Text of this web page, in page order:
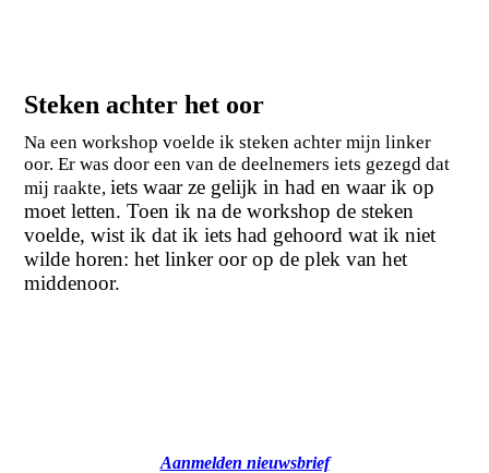
Steken achter het oor
Na een workshop voelde ik steken achter mijn linker
oor. Er was door een van de deelnemers iets gezegd dat
mij raakte,iets waar ze gelijk in had en waar ik op
moet letten. Toen ik na de workshop de steken
voelde, wist ik dat ik iets had gehoord wat ik niet
wilde horen: het linker oor op de plek van het
middenoor.
Aanmelden nieuwsbrief